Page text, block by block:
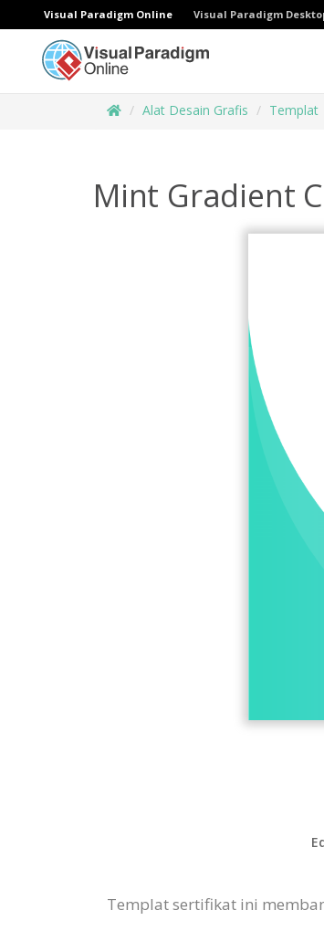
Visual Paradigm Online Visual Paradigm
Alat Desain Grafis Templat
Mint Gradient
Templat sertifikat ini